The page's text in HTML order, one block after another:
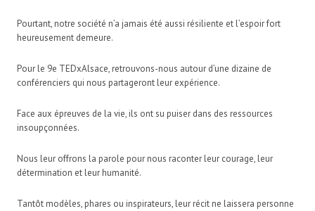
Pourtant, notre société n’a jamais été aussi résiliente et l’espoir fort
heureusement demeure.
Pour le 9e TEDxAlsace, retrouvons-nous autour d’une dizaine de
conférenciers qui nous partageront leur expérience.
Face aux épreuves de la vie, ils ont su puiser dans des ressources
insoupçonnées.
Nous leur offrons la parole pour nous raconter leur courage, leur
détermination et leur humanité.
Tantôt modèles, phares ou inspirateurs, leur récit ne laissera personne